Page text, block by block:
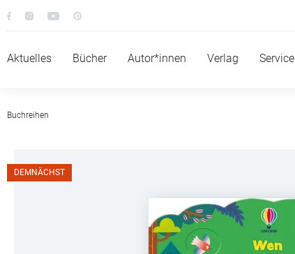
Aktuelles Bücher Autor*innen Verlag Service
Buchreihen
DEMNÄCHST